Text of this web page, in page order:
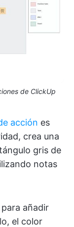
de ClickUp
acción es
crea una
gris de
notas
añadir
el color